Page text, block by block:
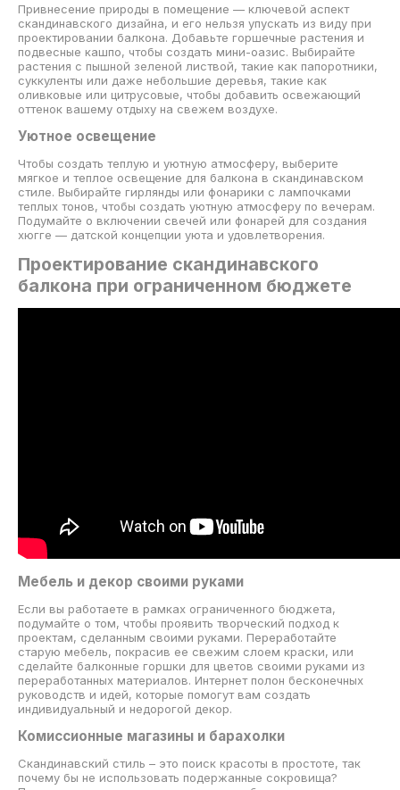
Привнесение природы в помещение — ключевой аспект
скандинавского дизайна, и его нельзя упускать из виду при
проектировании балкона. Добавьте горшечные растения и
подвесные кашпо, чтобы создать мини-оазис. Выбирайте
растения с пышной зеленой листвой, такие как папоротники,
суккуленты или даже небольшие деревья, такие как
оливковые или цитрусовые, чтобы добавить освежающий
оттенок вашему отдыху на свежем воздухе.
Уютное освещение
Чтобы создать теплую и уютную атмосферу, выберите
мягкое и теплое освещение для балкона в скандинавском
стиле. Выбирайте гирлянды или фонарики с лампочками
теплых тонов, чтобы создать уютную атмосферу по вечерам.
Подумайте о включении свечей или фонарей для создания
хюгге — датской концепции уюта и удовлетворения.
Проектирование скандинавского
балкона при ограниченном бюджете
Мебель и декор своими руками
Если вы работаете в рамках ограниченного бюджета,
подумайте о том, чтобы проявить творческий подход к
проектам, сделанным своими руками. Переработайте
старую мебель, покрасив ее свежим слоем краски, или
сделайте балконные горшки для цветов своими руками из
переработанных материалов. Интернет полон бесконечных
руководств и идей, которые помогут вам создать
индивидуальный и недорогой декор.
Комиссионные магазины и барахолки
Скандинавский стиль – это поиск красоты в простоте, так
почему бы не использовать подержанные сокровища?